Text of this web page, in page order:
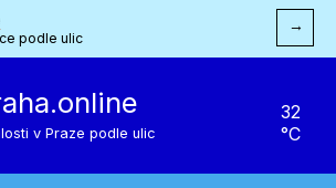
podle ulic
→
v Praze podle ulic
32
°C